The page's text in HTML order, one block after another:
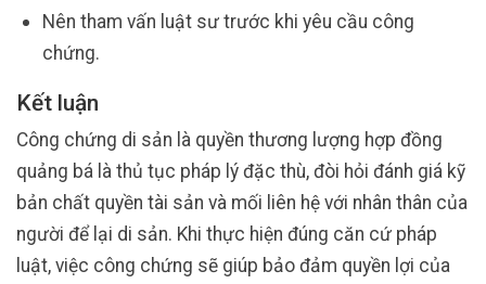
Nên tham vấn luật sư trước khi yêu cầu công
chứng.
Kết luận
Công chứng di sản là quyền thương lượng hợp đồng
quảng bá là thủ tục pháp lý đặc thù, đòi hỏi đánh giá kỹ
bản chất quyền tài sản và mối liên hệ với nhân thân của
người để lại di sản. Khi thực hiện đúng căn cứ pháp
luật, việc công chứng sẽ giúp bảo đảm quyền lợi của